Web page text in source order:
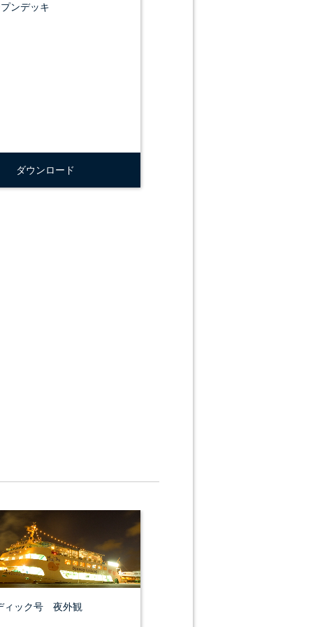
ンデッキ
ダウンロード
ィック号 夜外観